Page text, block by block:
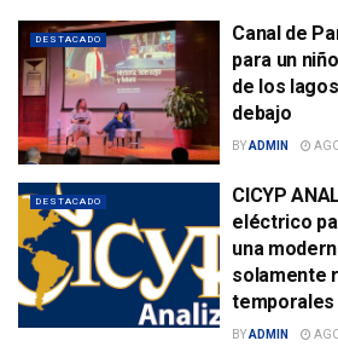
DESTACADO
Canal de
para un
de los
debajo
BYADMIN
DESTACADO
CICYP
eléctrico
una
solamente
temporales
BYADMIN